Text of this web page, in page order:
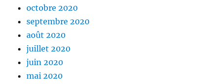
octobre 2020
septembre 2020
août 2020
juillet 2020
juin 2020
mai 2020